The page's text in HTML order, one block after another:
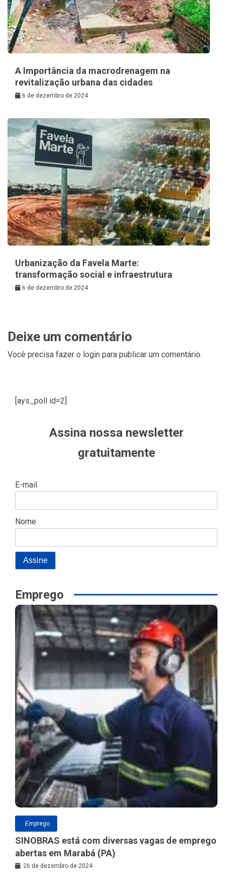
A Importância da macrodrenagem na
revitalização urbana das cidades
6 de dezembro de 2024
Urbanização da Favela Marte:
transformação social e infraestrutura
6 de dezembro de 2024
Deixe um comentário
Você precisa fazer o login para publicar um comentário.
[ays_poll id=2]
Assina nossa newsletter
gratuitamente
E-mail
Nome
Emprego
Emprego
SINOBRAS está com diversas vagas de emprego
abertas em Marabá (PA)
26 de dezembro de 2024